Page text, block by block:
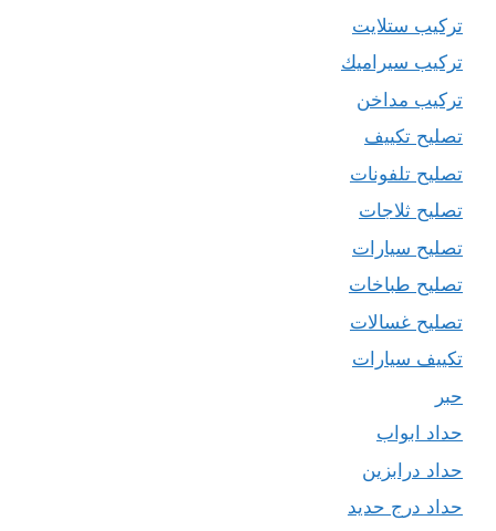
تركيب ستلايت
تركيب سيراميك
تركيب مداخن
تصليح تكييف
تصليح تلفونات
تصليح ثلاجات
تصليح سيارات
تصليح طباخات
تصليح غسالات
تكييف سيارات
حبر
حداد ابواب
حداد درابزين
حداد درج حديد